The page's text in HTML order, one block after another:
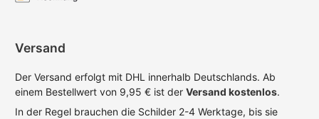
Versand
Der Versand erfolgt mit DHL innerhalb Deutschlands. Ab
einem Bestellwert von 9,95 € ist der Versand kostenlos.
In der Regel brauchen die Schilder 2-4 Werktage, bis sie